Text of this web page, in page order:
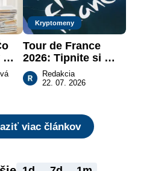
Kryptomeny
Tour de France
2026: Tipnite si
pódium etapy a
získajte podiel z 2
Redakcia
22. 07. 2026
viac článkov